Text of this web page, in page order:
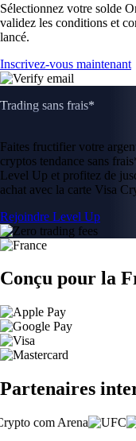
Sélectionnez votre solde
validez les conditions et
lancé.
Inscrivez-vous maintenant
Trading sans frais*
Faites fructifier votre
cryptos tendance sans
Level Up et profitez de
achat avec la carte Visa
Rejoindre Level Up
Conçu pour la
Partenaires